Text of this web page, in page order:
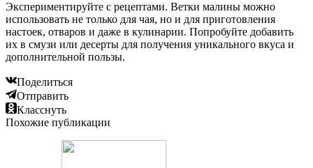
Экспериментируйте с рецептами. Ветки малины можно
использовать не только для чая, но и для приготовления
настоек, отваров и даже в кулинарии. Попробуйте добавить
их в смузи или десерты для получения уникального вкуса и
дополнительной пользы.
Поделиться
Отправить
Класснуть
Похожие публикации